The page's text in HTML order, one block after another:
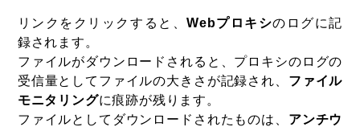
リンクをクリックすると、Webプロキシのログに記
録されます。
ファイルがダウンロードされると、プロキシのログの
受信量としてファイルの大きさが記録され、 ファイル
モニタリングに痕跡が残ります。
ファイルとしてダウンロードされたものは、 アンチウ